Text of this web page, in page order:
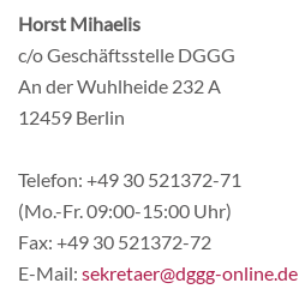
Horst Mihaelis
c/o Geschäftsstelle DGGG
An der Wuhlheide 232 A
12459 Berlin
Telefon: +49 30 521372-71
(Mo.-Fr. 09:00-15:00 Uhr)
Fax: +49 30 521372-72
E-Mail: sekretaer@dggg-online.de